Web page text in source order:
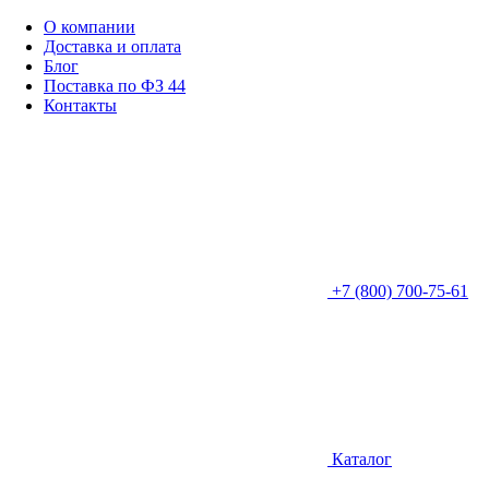
О компании
Доставка и оплата
Блог
Поставка по ФЗ 44
Контакты
+7 (800) 700-75-61
Каталог